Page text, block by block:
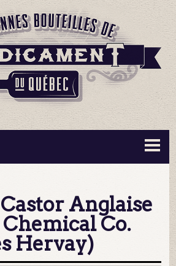
CONTACT Anglaise
Co.
Hervay)